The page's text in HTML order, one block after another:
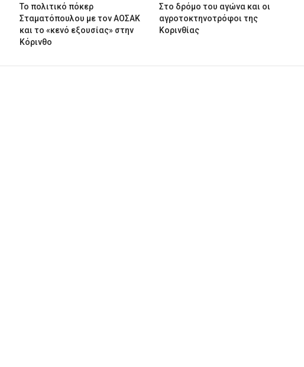
Το πολιτικό πόκερ
Σταματόπουλου με τον ΑΟΣΑΚ
και το «κενό εξουσίας» στην
Κόρινθο
Στο δρόμο του αγώνα και οι
αγροτοκτηνοτρόφοι της
Κορινθίας